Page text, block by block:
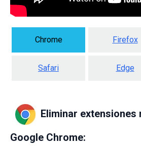
Chrome Firefox
Safari Edge
Eliminar extensiones
Google Chrome: